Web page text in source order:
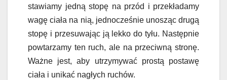
stawiamy jedną stopę na przód i przekładamy
wagę ciała na nią, jednocześnie unosząc drugą
stopę i przesuwając ją lekko do tyłu. Następnie
powtarzamy ten ruch, ale na przeciwną stronę.
Ważne jest, aby utrzymywać prostą postawę
ciała i unikać nagłych ruchów.